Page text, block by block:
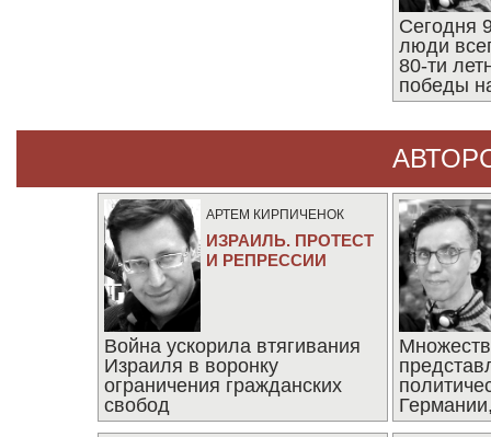
Сегодня
люди
80-ти
победы
АРТЕМ КИРПИЧЕНОК
ИЗРАИЛЬ. ПРОТЕСТ
И РЕПРЕССИИ
Война ускорила втягивания
Израиля в воронку
ограничения гражданских
свобод